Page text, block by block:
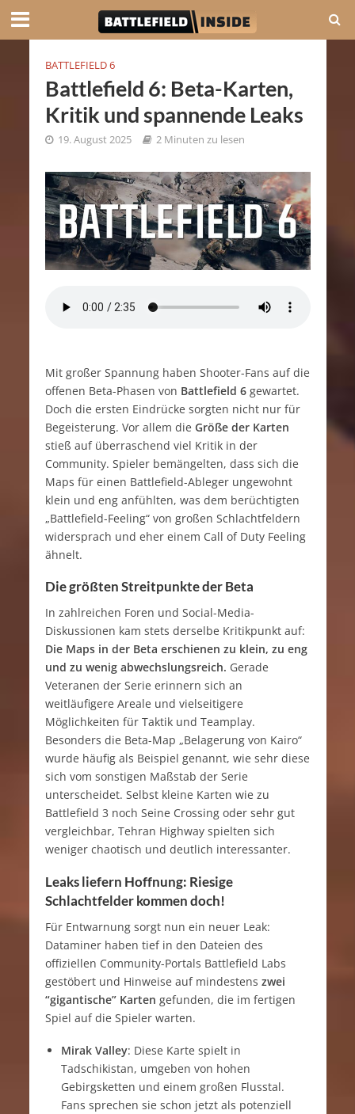
BATTLEFIELD 6
Battlefield 6: Beta-Karten,
Kritik und spannende Leaks
19. August 2025 2 Minuten zu lesen
Mit großer Spannung haben Shooter-Fans auf die
offenen Beta-Phasen von Battlefield 6gewartet.
Doch die ersten Eindrücke sorgten nicht nur für
Begeisterung. Vor allem die Größe der Karten
stieß auf überraschend viel Kritik in der
Community. Spieler bemängelten, dass sich die
Maps für einen Battlefield-Ableger ungewohnt
klein und eng anfühlten, was dem berüchtigten
„Battlefield-Feeling“ von großen Schlachtfeldern
widersprach und eher einem Call of Duty Feeling
ähnelt.
Die größten Streitpunkte der Beta
In zahlreichen Foren und Social-Media-
Diskussionen kam stets derselbe Kritikpunkt auf:
Die Maps in der Beta erschienen zu klein, zu eng
und zu wenig abwechslungsreich. Gerade
Veteranen der Serie erinnern sich an
weitläufigere Areale und vielseitigere
Möglichkeiten für Taktik und Teamplay.
Besonders die Beta-Map „Belagerung von Kairo“
wurde häufig als Beispiel genannt, wie sehr diese
sich vom sonstigen Maßstab der Serie
unterscheidet. Selbst kleine Karten wie zu
Battlefield 3 noch Seine Crossing oder sehr gut
vergleichbar, Tehran Highway spielten sich
weniger chaotisch und deutlich interessanter.
Leaks liefern Hoffnung: Riesige
Schlachtfelder kommen doch!
Für Entwarnung sorgt nun ein neuer Leak:
Dataminer haben tief in den Dateien des
offiziellen Community-Portals Battlefield Labs
gestöbert und Hinweise auf mindestens zwei
“gigantische” Karten gefunden, die im fertigen
Spiel auf die Spieler warten.
Mirak Valley: Diese Karte spielt in
Tadschikistan, umgeben von hohen
Gebirgsketten und einem großen Flusstal.
Fans sprechen sie schon jetzt als potenziell